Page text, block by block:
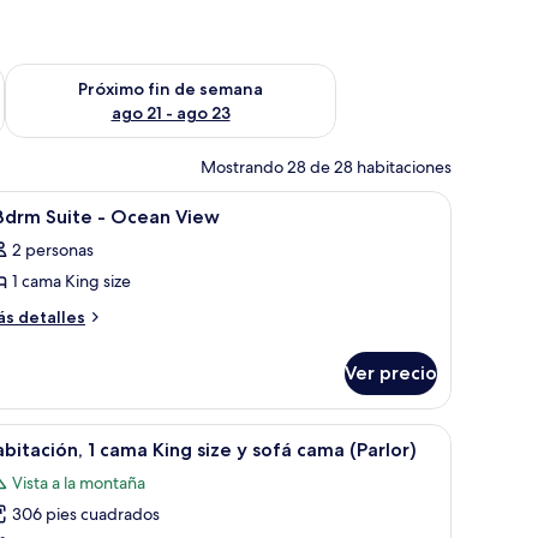
semana ago 14 - ago 16
Próximo fin de semana
ago 21 - ago 23
Consulta la disponibilidad para el próximo fin de semana
Mostrando 28 de 28 habitaciones
silla y vistas a edificios desde un balcón.Ropa de cama de alta calidad y camas con
8 Suite - Ocean View
2 personas
1 cama King size
detalles
Ver precio
mesa de centro, una mesa de vidrio y un balcón con vistas al mar.
Habitación de hotel con sofá, sillones, una
10 1 cama King size y sofá cama (Parlor)
Vista a la montaña
306 pies cuadrados